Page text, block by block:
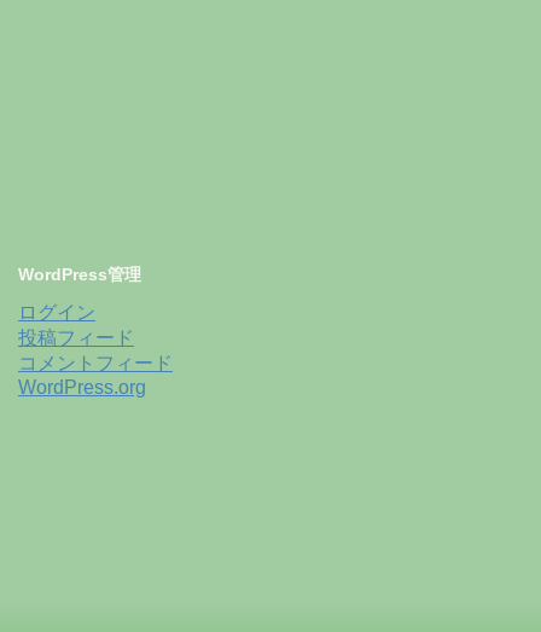
WordPress管理
ログイン
投稿フィード
コメントフィード
WordPress.org